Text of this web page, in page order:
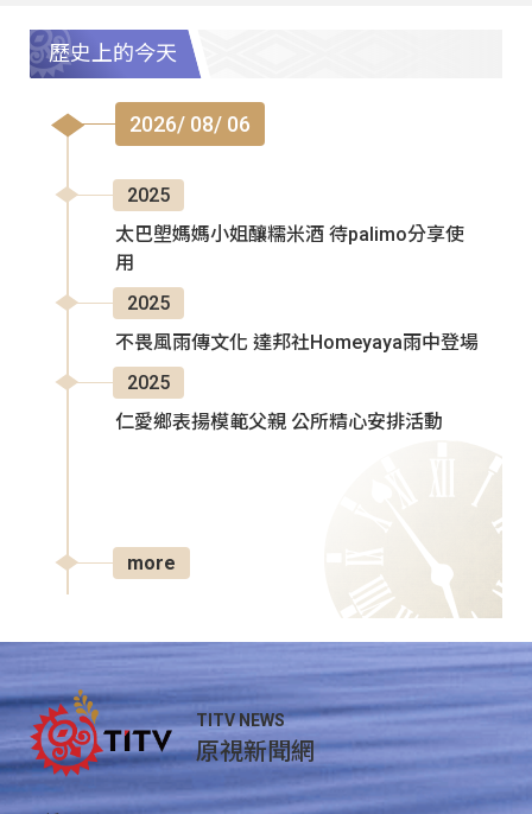
歷史上的今天
2026/ 08/ 06
2025
太巴塱媽媽小姐釀糯米酒 待palimo分享使
用
2025
不畏風雨傳文化 達邦社Homeyaya雨中登場
2025
仁愛鄉表揚模範父親 公所精心安排活動
more
TITV NEWS
原視新聞網